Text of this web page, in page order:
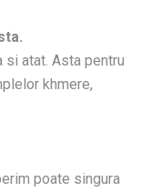
si atat. Asta pentru
khmere,
poate singura